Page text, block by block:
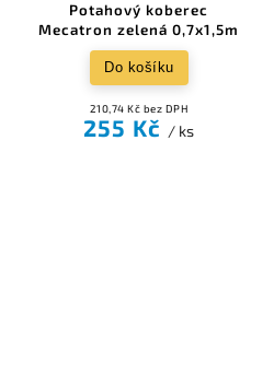
Potahový koberec
Mecatron zelená 0,7x1,5m
210,74 Kč bez DPH
255 Kč / ks
Do košíku